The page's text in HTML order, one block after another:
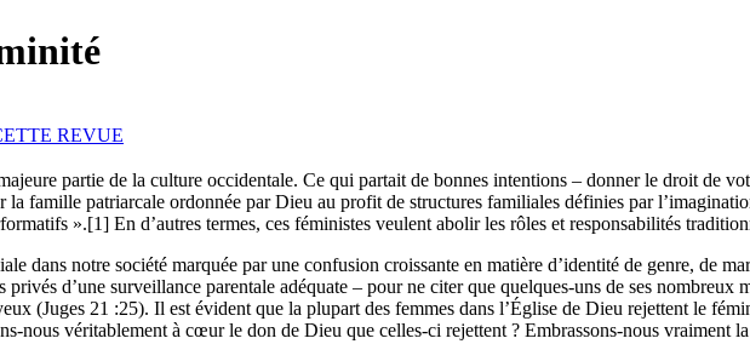
REVUE
partie de la culture occidentale. Ce qui partait de bonnes intentions – donner le droit de
la famille patriarcale ordonnée par Dieu au profit de structures familiales définies par
».[1] En d’autres termes, ces féministes veulent abolir les rôles et responsabilités
dans notre société marquée par une confusion croissante en matière d’identité de genre, de
d’une surveillance parentale adéquate – pour ne citer que quelques-uns de ses
(Juges 21 :25). Il est évident que la plupart des femmes dans l’Église de Dieu rejettent le
nous véritablement à cœur le don de Dieu que celles-ci rejettent ? Embrassons-nous vraiment la